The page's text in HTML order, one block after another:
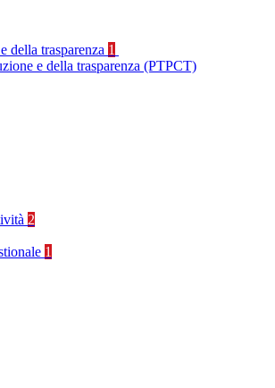
della trasparenza 1
e della trasparenza (PTPCT)
2
1